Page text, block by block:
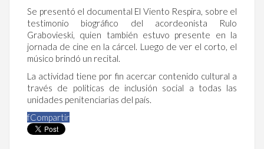
Se presentó el documental El Viento Respira, sobre el
testimonio biográfico del acordeonista Rulo
Grabovieski, quien también estuvo presente en la
jornada de cine en la cárcel. Luego de ver el corto, el
músico brindó un recital.
La actividad tiene por fin acercar contenido cultural a
través de políticas de inclusión social a todas las
unidades penitenciarias del país.
fCompartir